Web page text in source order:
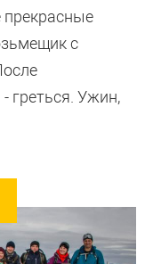
прекрасные
с
греться. Ужин,